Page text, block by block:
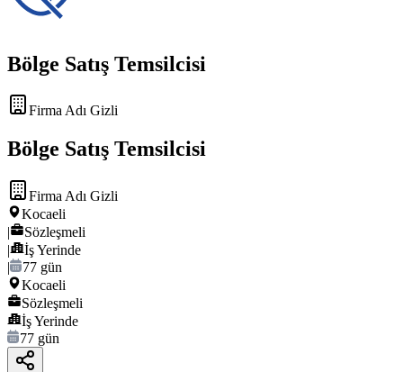
Bölge Satış Temsilcisi
Firma Adı Gizli
Bölge Satış Temsilcisi
Firma Adı Gizli
Kocaeli
|
Sözleşmeli
|
İş Yerinde
|
77 gün
Kocaeli
Sözleşmeli
İş Yerinde
77 gün